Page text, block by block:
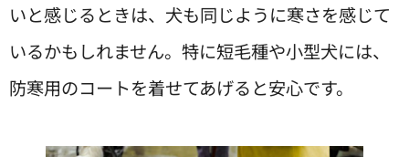
いと感じるときは、犬も同じように寒さを感じて
いるかもしれません。特に短毛種や小型犬には、
防寒用のコートを着せてあげると安心です。